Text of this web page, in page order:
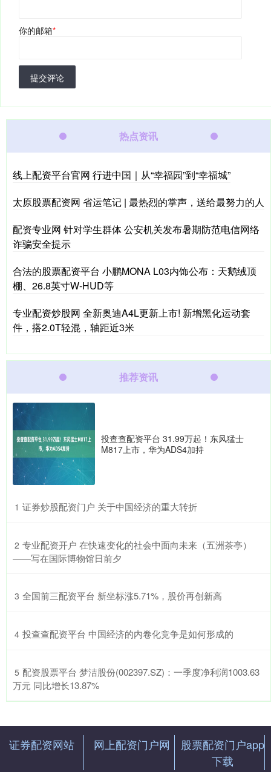
你的邮箱*
提交评论
热点资讯
线上配资平台官网 行进中国｜从“幸福园”到“幸福城”
太原股票配资网 省运笔记 | 最热烈的掌声，送给最努力的人
配资专业网 针对学生群体 公安机关发布暑期防范电信网络
诈骗安全提示
合法的股票配资平台 小鹏MONA L03内饰公布：天鹅绒顶
棚、26.8英寸W-HUD等
专业配资炒股网 全新奥迪A4L更新上市! 新增黑化运动套
件，搭2.0T轻混，轴距近3米
推荐资讯
投查查配资平台 31.99万起！东风猛士
M817上市，华为ADS4加持
1 ​证券炒股配资门户 关于中国经济的重大转折
2 ​专业配资开户 在快速变化的社会中面向未来（五洲茶亭）
——写在国际博物馆日前夕
3 ​全国前三配资平台 新坐标涨5.71%，股价再创新高
4 ​投查查配资平台 中国经济的内卷化竞争是如何形成的
5 ​配资股票平台 梦洁股份(002397.SZ)：一季度净利润1003.63
万元 同比增长13.87%
证券配资网站 网上配资门户网
股票配资门户app
下载